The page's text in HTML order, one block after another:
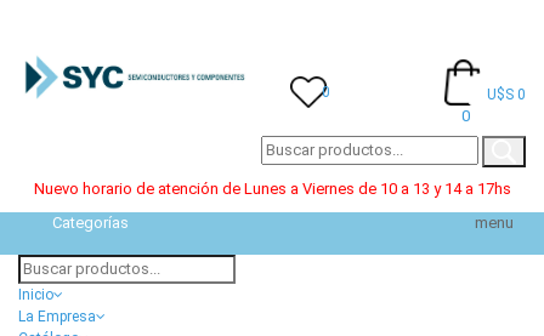
0
0
U$S 0
Nuevo horario de atención de Lunes a Viernes de 10 a 13 y 14 a 17hs
Categorías
menu
Inicio
La Empresa